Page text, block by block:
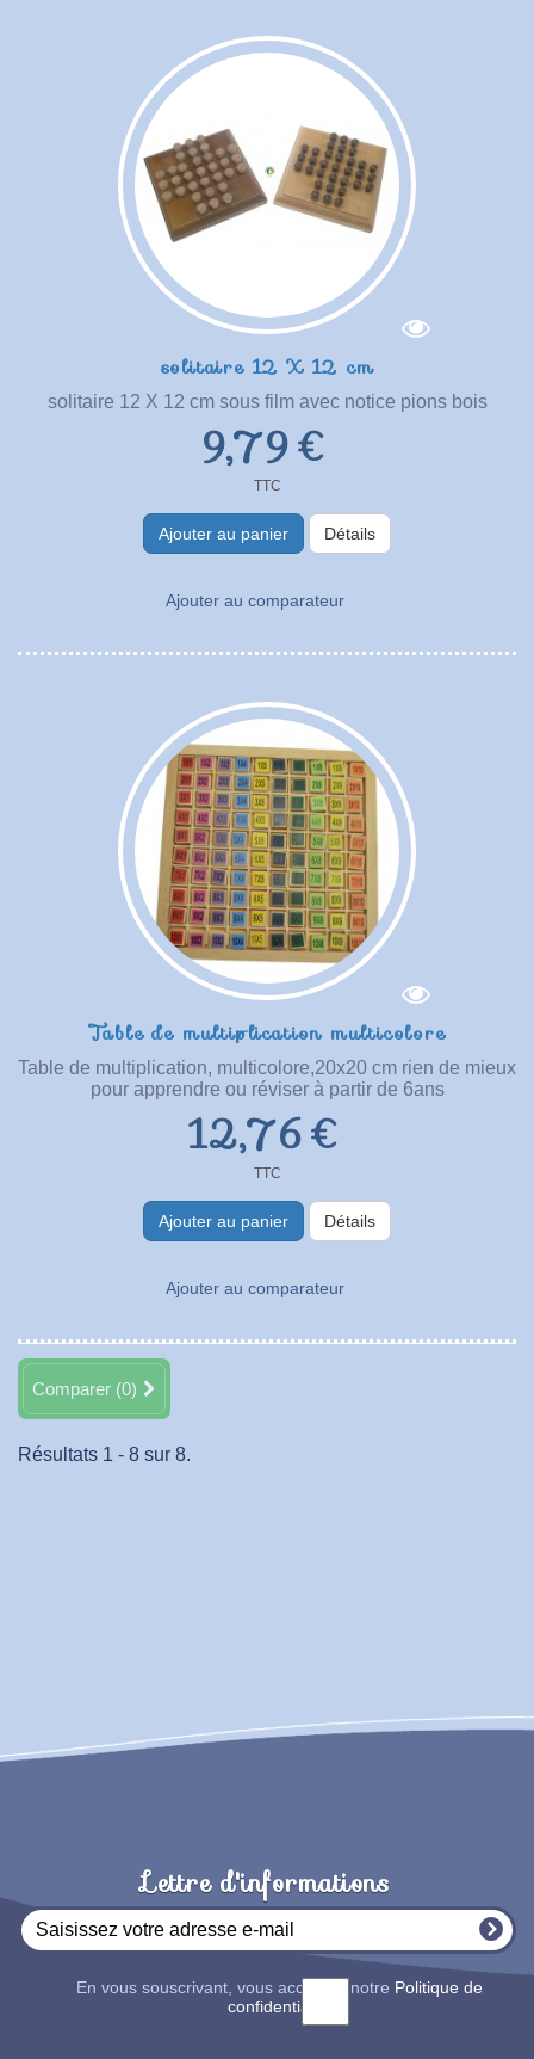
solitaire 12 X 12 cm
solitaire 12 X 12 cm sous film avec notice pions bois
9,79 €
TTC
Ajouter au panier Détails
Ajouter au comparateur
Table de multiplication multicolore
Table de multiplication, multicolore,20x20 cm rien de mieux
pour apprendre ou réviser à partir de 6ans
12,76 €
TTC
Ajouter au panier Détails
Ajouter au comparateur
Comparer (0)
Résultats 1 - 8 sur 8.
Lettre d'informations
En vous souscrivant, vous acceptez notre Politique de
confidentialité